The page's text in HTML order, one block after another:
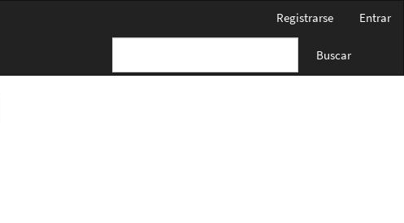
Registrarse Entrar
Buscar